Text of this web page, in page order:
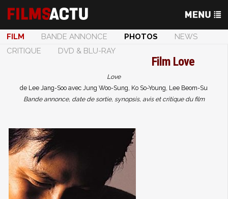
FILM BANDE ANNONCE PHOTOS
NEWS
CRITIQUE
DVD & BLU-RAY
Film Love
Love
de Lee Jang-Soo avec Jung Woo-Sung, Ko So-Young, Lee Beom-Su
Bande annonce, date de sortie, synopsis, avis et critique du film